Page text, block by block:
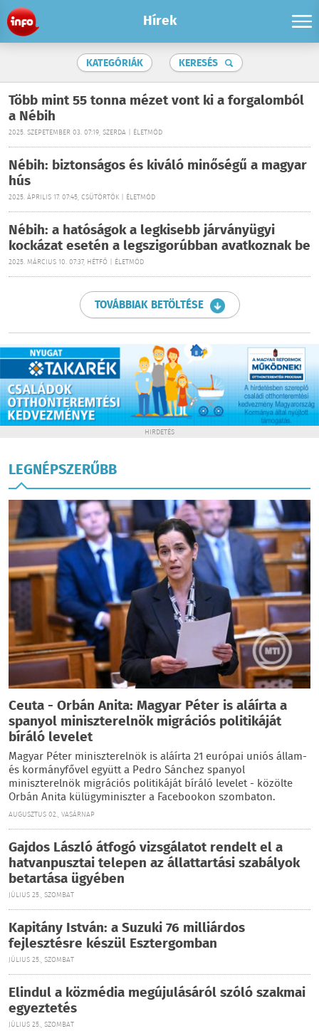
Hírek
KATEGÓRIÁK KERESÉS
Több mint 55 tonna mézet vont ki a forgalomból
a Nébih
2025. SZEPETEMBER 03. 07:19, SZERDA | ÉLETMÓD
Nébih: biztonságos és kiváló minőségű a magyar
hús
2025. ÁPRILIS 17. 07:45, CSÜTÖRTÖK | ÉLETMÓD
Nébih: a hatóságok a legkisebb járványügyi
kockázat esetén a legszigorúbban avatkoznak be
2025. MÁRCIUS 10. 07:37, HÉTFŐ | ÉLETMÓD
TOVÁBBIAK BETÖLTÉSE
HIRDETÉS
LEGNÉPSZERŰBB
Ceuta - Orbán Anita: Magyar Péter is aláírta a
spanyol miniszterelnök migrációs politikáját
bíráló levelet
Magyar Péter miniszterelnök is aláírta 21 európai uniós állam-
és kormányfővel együtt a Pedro Sánchez spanyol
miniszterelnök migrációs politikáját bíráló levelet - közölte
Orbán Anita külügyminiszter a Facebookon szombaton.
AUGUSZTUS 02., VASÁRNAP
Gajdos László átfogó vizsgálatot rendelt el a
hatvanpusztai telepen az állattartási szabályok
betartása ügyében
JÚLIUS 25., SZOMBAT
Kapitány István: a Suzuki 76 milliárdos
fejlesztésre készül Esztergomban
JÚLIUS 25., SZOMBAT
Elindul a közmédia megújulásáról szóló szakmai
egyeztetés
JÚLIUS 25., SZOMBAT